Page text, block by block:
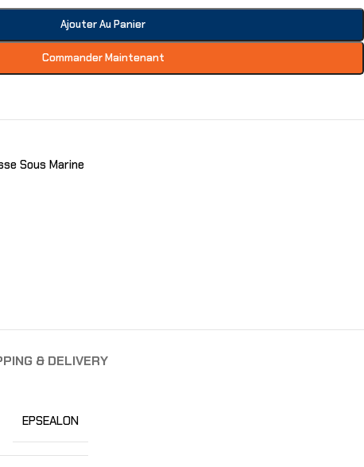
Ajouter Au Panier
Commander Maintenant
Sous Marine
& DELIVERY
EPSEALON